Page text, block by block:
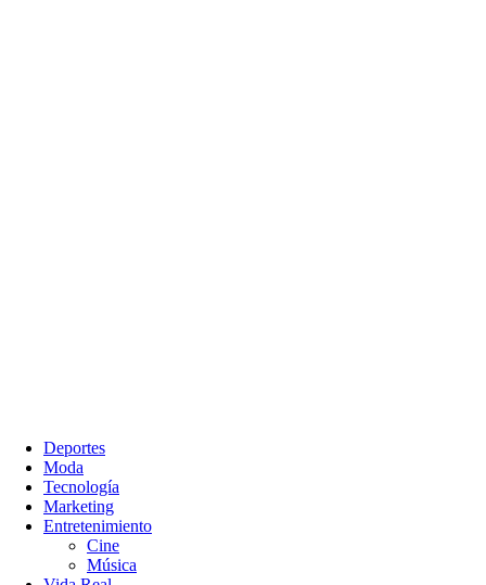
Deportes
Moda
Tecnología
Marketing
Entretenimiento
Cine
Música